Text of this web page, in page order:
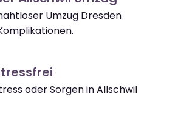
Umzug Dresden
oder Sorgen in Allschwil